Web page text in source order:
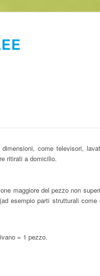
come televisori,
ritirati a domicilio.
maggiore del pezzo non
esempio parti strutturali
= 1 pezzo.